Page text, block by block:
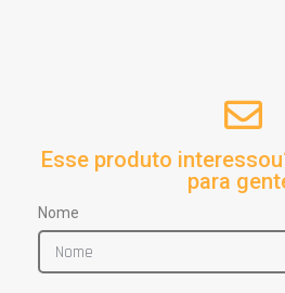
Esse produto
para
Nome